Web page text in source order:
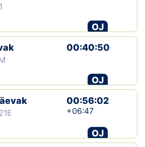
OJ
00:40:50
OJ
00:56:02
+06:47
OJ